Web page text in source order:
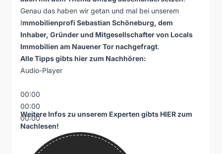
Genau das haben wir getan und mal bei unserem
Immobilienprofi Sebastian Schöneburg, dem
Inhaber, Gründer und Mitgesellschafter von Locals
Immobilien am Nauener Tor nachgefragt.
Alle Tipps gibts hier zum Nachhören:
Audio-Player
00:00
00:00
00:00
Weitere Infos zu unserem Experten gibts HIER zum
Nachlesen!